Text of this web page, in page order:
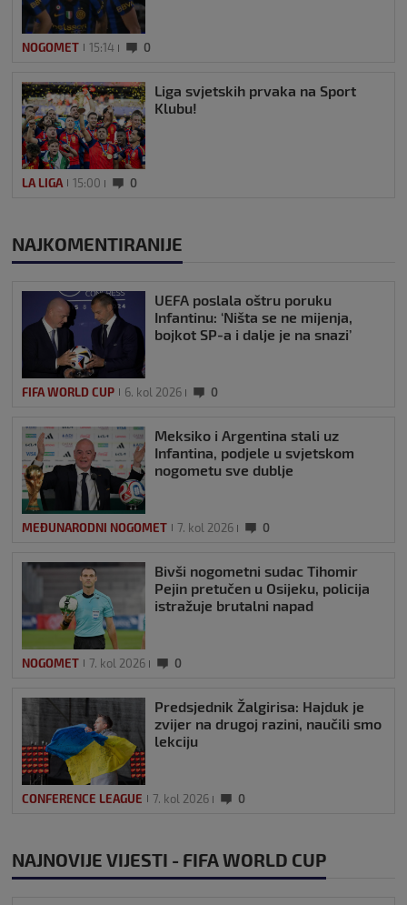
NOGOMET 15:14 0
Liga svjetskih prvaka na Sport
Klubu!
LA LIGA 15:00 0
NAJKOMENTIRANIJE
UEFA poslala oštru poruku
Infantinu: ‘Ništa se ne mijenja,
bojkot SP-a i dalje je na snazi’
FIFA WORLD CUP 6. kol 2026 0
Meksiko i Argentina stali uz
Infantina, podjele u svjetskom
nogometu sve dublje
MEĐUNARODNI NOGOMET 7. kol 2026 0
Bivši nogometni sudac Tihomir
Pejin pretučen u Osijeku, policija
istražuje brutalni napad
NOGOMET 7. kol 2026 0
Predsjednik Žalgirisa: Hajduk je
zvijer na drugoj razini, naučili smo
lekciju
CONFERENCE LEAGUE 7. kol 2026 0
NAJNOVIJE VIJESTI - FIFA WORLD CUP